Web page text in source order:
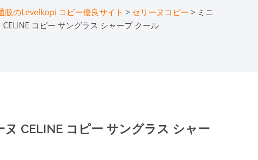
販のLevelkopi コピー優良サイト > セリーヌコピー > ミニ
コピー サングラス シャープ クール
CELINE コピー サングラス シャー